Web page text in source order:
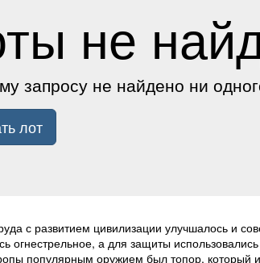
не
запросу не найдено ни
лот
с развитием цивилизации улучшалось и
огнестрельное, а для защиты
популярным оружием был топор, который